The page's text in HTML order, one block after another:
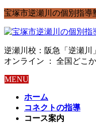
宝塚市逆瀬川の個別指導
逆瀬川校：阪急「逆瀬川
オンライン ： 全国どこ
MENU
ホーム
コネクトの指導
コース案内